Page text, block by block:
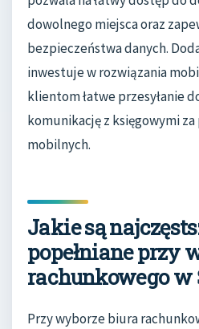
dowolnego miejsca oraz
bezpieczeństwa danych.
inwestuje w rozwiązania
klientom łatwe przesyłanie
komunikację z księgowymi
mobilnych.
Jakie są
popełniane przy
rachunkowego
Przy wyborze biura